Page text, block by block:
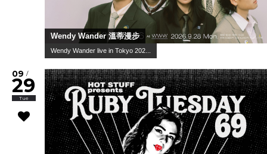
Wendy Wander 溫蒂漫步
Wendy Wander live in Tokyo 202...
09 /
29
Tue